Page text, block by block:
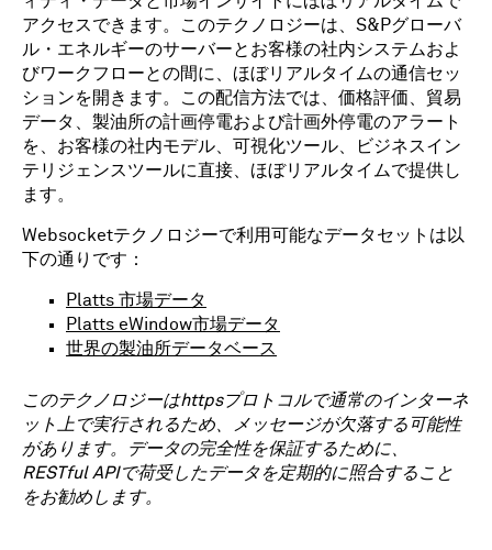
アクセスできます。このテクノロジーは、S&Pグローバ
ル・エネルギーのサーバーとお客様の社内システムおよ
びワークフローとの間に、ほぼリアルタイムの通信セッ
ションを開きます。この配信方法では、価格評価、貿易
データ、製油所の計画停電および計画外停電のアラート
を、お客様の社内モデル、可視化ツール、ビジネスイン
テリジェンスツールに直接、ほぼリアルタイムで提供し
ます。
Websocketテクノロジーで利用可能なデータセットは以
下の通りです：
Platts 市場データ
Platts eWindow市場データ
世界の製油所データベース
このテクノロジーはhttpsプロトコルで通常のインターネ
ット上で実行されるため、メッセージが欠落する可能性
があります。データの完全性を保証するために、
RESTful APIで荷受したデータを定期的に照合すること
をお勧めします。